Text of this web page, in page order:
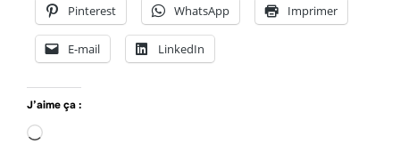
Pinterest WhatsApp Imprimer
E-mail LinkedIn
J’aime ça :
Chargement…